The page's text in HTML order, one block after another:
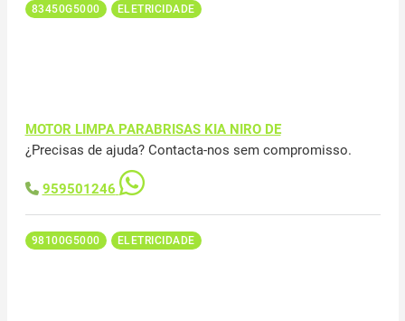
83450G5000 ELETRICIDADE
MOTOR LIMPA PARABRISAS KIA NIRO DE
¿Precisas de ajuda? Contacta-nos sem compromisso.
959501246
98100G5000 ELETRICIDADE